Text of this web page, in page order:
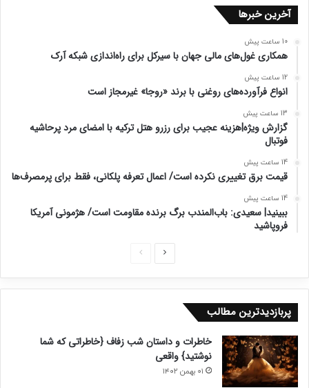
آخرین خبرها
10 ساعت پیش
همکاری غول‌های مالی جهان با سیرکل برای راه‌اندازی شبکه آرک
12 ساعت پیش
انواع فرآورده‌های روغنی با برند «روجا» غیرمجاز است
13 ساعت پیش
گزارش ویژه|هزینه‌ عجیب برای رزرو هتل ترکیه با امضای مرد پرحاشیه
فوتبال
14 ساعت پیش
قیمت برق تغییری نکرده است/ اعمال تعرفه پلکانی، فقط برای پرمصرف‌ها
14 ساعت پیش
ببینید| سعیدی: باب‌المندب برگ برنده مقاومت است/ هژمونی آمریکا
فروپاشید
ح
ح
د
پربازدیدترین مطالب
خاطرات و داستان شب زفاف {خاطراتی که شما
نوشتید} واقعی
۰۱ بهمن ۱۴۰۲